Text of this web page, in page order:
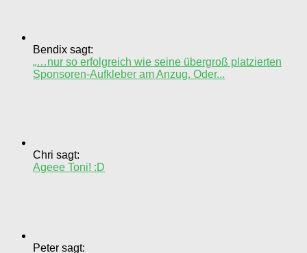
Bendix sagt:
„…nur so erfolgreich wie seine übergroß platzierten
Sponsoren-Aufkleber am Anzug. Oder...
Chri sagt:
Ageee Toni! :D
Peter sagt: